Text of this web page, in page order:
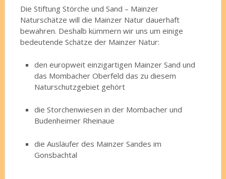
Die Stiftung Störche und Sand – Mainzer
Naturschätze will die Mainzer Natur dauerhaft
bewahren. Deshalb kümmern wir uns um einige
bedeutende Schätze der Mainzer Natur:
den europweit einzigartigen Mainzer Sand und
das Mombacher Oberfeld das zu diesem
Naturschutzgebiet gehört
die Storchenwiesen in der Mombacher und
Budenheimer Rheinaue
die Ausläufer des Mainzer Sandes im
Gonsbachtal